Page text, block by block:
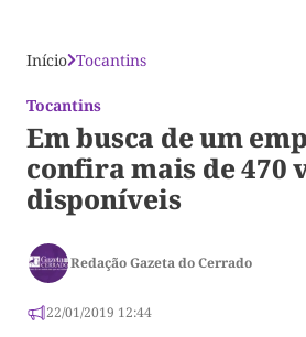
Início Tocantins
Tocantins
Em busca de um
confira mais de 470
disponíveis
Redação Gazeta do Cerrado
22/01/2019 12:44